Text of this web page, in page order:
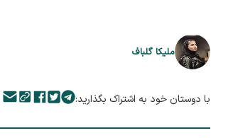
ملیکا گلباف
با دوستان خود به اشتراک بگذارید: